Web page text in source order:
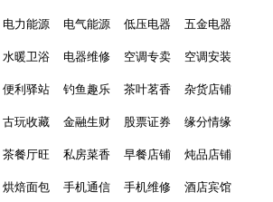
电力能源 电气能源 低压电器 五金电器
水暖卫浴 电器维修 空调专卖 空调安装
便利驿站 钓鱼趣乐 茶叶茗香 杂货店铺
古玩收藏 金融生财 股票证券 缘分情缘
茶餐厅旺 私房菜香 早餐店铺 炖品店铺
烘焙面包 手机通信 手机维修 酒店宾馆